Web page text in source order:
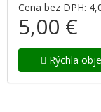
Cena bez DPH:
5,00 €
Rýchla